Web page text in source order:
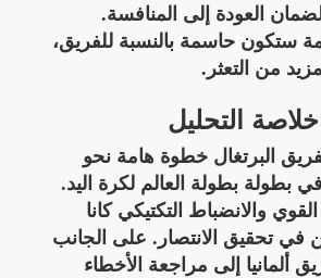
العودة إلى المنافسة.
ستكون حاسمة بالنسبة للفريق،
من التعثر.
خلاصة التحليل
البرتغال خطوة هامة نحو
بطولة بطولة العالم لكرة اليد.
والانضباط التكتيكي كانا
في تحقيق الانتصار. على الجانب
ألمانيا إلى مراجعة الأخطاء